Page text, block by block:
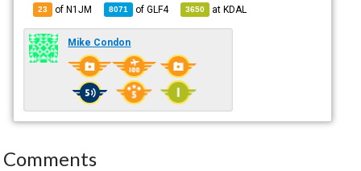
23 of N1JM 8071 ofGLF4 3650 atKDAL
Mike Condon
Comments